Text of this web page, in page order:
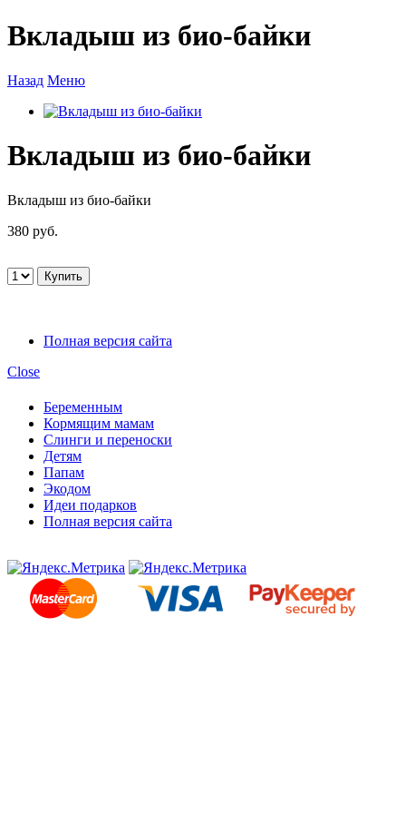
Вкладыш из био-байки
Назад Меню
Вкладыш из био-байки
Вкладыш из био-байки
380 руб.
Полная версия сайта
Close
Беременным
Кормящим мамам
Слинги и переноски
Детям
Папам
Экодом
Идеи подарков
Полная версия сайта